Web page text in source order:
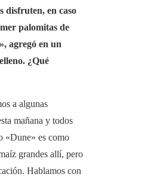
disfruten, en caso
palomitas de
agregó en un
¿Qué
a algunas
mañana y todos
«Dune» es como
grandes allí, pero
Hablamos con